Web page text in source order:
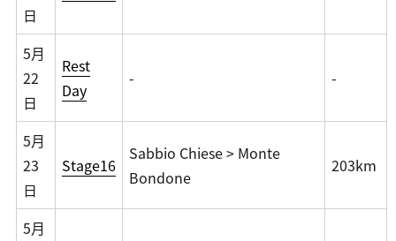
日
5月
22
日
Rest
Day
- -
5月
23
日
Stage16
Sabbio Chiese > Monte
Bondone
203km
5月